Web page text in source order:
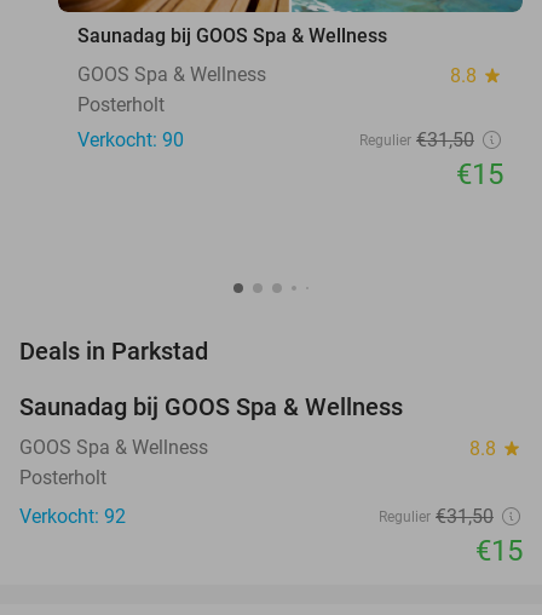
Saunadag bij GOOS Spa & Wellness
GOOS Spa & Wellness
8.8 star
Posterholt
Verkocht: 90
Regulier €31,50
€15
Deals in Parkstad
TODAY
Saunadag bij GOOS Spa & Wellness
GOOS Spa & Wellness 8.8 star
Posterholt
Verkocht: 92
Regulier €31,50
€15